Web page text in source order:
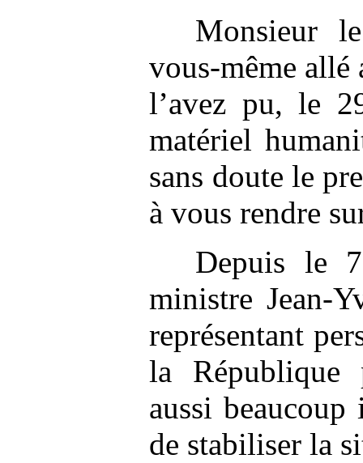
Monsieur
vous-même allé
l’avez pu, le
matériel
sans doute le
à vous rendre
Depuis le
ministre Jean-
représentant
la République
aussi
de stabiliser la